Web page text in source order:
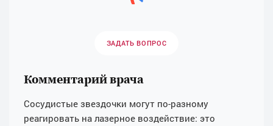
ЗАДАТЬ ВОПРОС
Комментарий врача
Сосудистые звездочки могут по-разному
реагировать на лазерное воздействие: это